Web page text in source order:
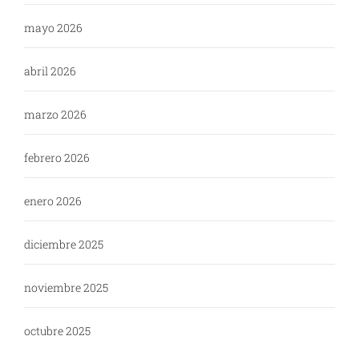
mayo 2026
abril 2026
marzo 2026
febrero 2026
enero 2026
diciembre 2025
noviembre 2025
octubre 2025